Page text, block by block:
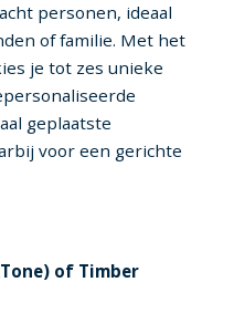
personen, ideaal
of familie. Met het
je tot zes unieke
geplaatste
voor een gerichte
of Timber